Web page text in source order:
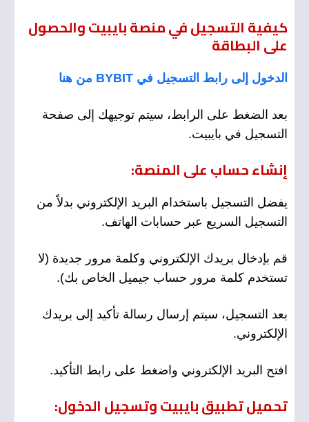
كيفية التسجيل في منصة بايبيت والحصول
على البطاقة
الدخول إلى رابط التسجيل في BYBIT من هنا
بعد الضغط على الرابط، سيتم توجيهك إلى صفحة
التسجيل في بايبيت.
إنشاء حساب على المنصة:
يفضل التسجيل باستخدام البريد الإلكتروني بدلاً من
التسجيل السريع عبر حسابات الهاتف.
قم بإدخال بريدك الإلكتروني وكلمة مرور جديدة (لا
تستخدم كلمة مرور حساب جيميل الخاص بك).
بعد التسجيل، سيتم إرسال رسالة تأكيد إلى بريدك
الإلكتروني.
افتح البريد الإلكتروني واضغط على رابط التأكيد.
تحميل تطبيق بايبيت وتسجيل الدخول: